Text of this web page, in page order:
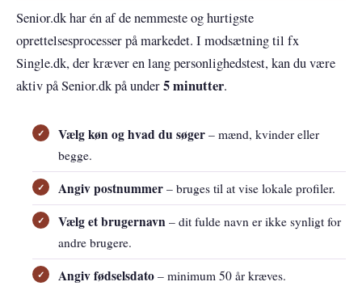
Senior.dk har én af de nemmeste og hurtigste
oprettelsesprocesser på markedet. I modsætning til fx
Single.dk, der kræver en lang personlighedstest, kan du være
aktiv på Senior.dk på under5 minutter.
Vælg køn og hvad du søger – mænd, kvinder eller
begge.
Angiv postnummer – bruges til at vise lokale profiler.
Vælg et brugernavn – dit fulde navn er ikke synligt for
andre brugere.
Angiv fødselsdato – minimum 50 år kræves.